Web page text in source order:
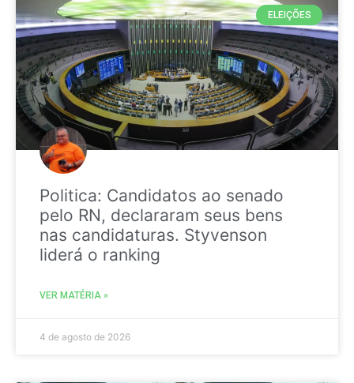
ELEIÇÕES
Politica: Candidatos ao senado
pelo RN, declararam seus bens
nas candidaturas. Styvenson
liderá o ranking
VER MATÉRIA »
4 de agosto de 2026